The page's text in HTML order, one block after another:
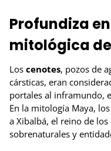
Profundiza
mitológica
Los cenotes, pozos de
cársticas, eran
portales al inframundo,
En la mitología Maya,
a Xibalbá, el reino de
sobrenaturales y